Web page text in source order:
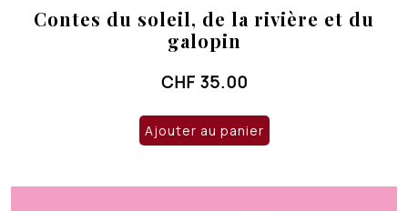
Contes du soleil, de la rivière et du
galopin
CHF 35.00
Ajouter au panier